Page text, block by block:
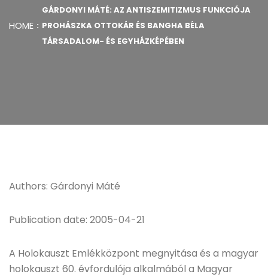
HOME
GÁRDONYI MÁTÉ: AZ ANTISZEMITIZMUS FUNKCIÓJA
PROHÁSZKA OTTOKÁR ÉS BANGHA BÉLA
TÁRSADALOM- ÉS EGYHÁZKÉPÉBEN
Authors: Gárdonyi Máté
Publication date: 2005-04-21
A Holokauszt Emlékközpont megnyitása és a magyar
holokauszt 60. évfordulója alkalmából a Magyar